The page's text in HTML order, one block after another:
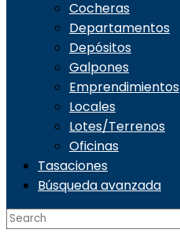
Cocheras
Departamentos
Depósitos
Galpones
Emprendimientos
Locales
Lotes/Terrenos
Oficinas
Tasaciones
Búsqueda avanzada